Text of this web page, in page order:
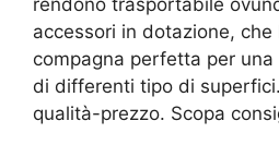
accessori in dotazione, che
compagna perfetta per
di differenti tipo di
qualità-prezzo. Scopa